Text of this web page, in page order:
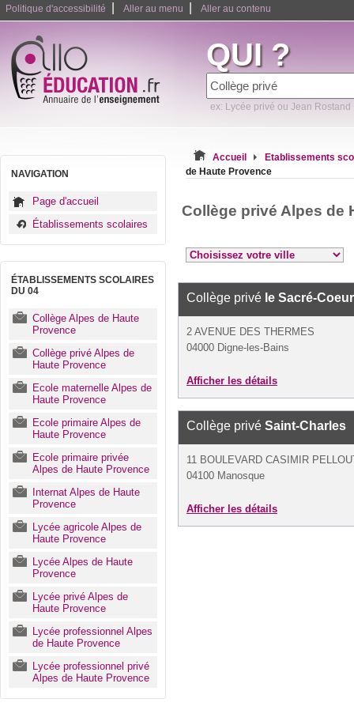
Politique d'accessibilité Aller au menu Aller au contenu
QUI ?
ex: Lycée privé ou Jean Rostand
NAVIGATION
Page d'accueil
Établissements scolaires
ÉTABLISSEMENTS SCOLAIRES
DU 04
Collège Alpes de Haute
Provence
Collège privé Alpes de
Haute Provence
Ecole maternelle Alpes de
Haute Provence
Ecole primaire Alpes de
Haute Provence
Ecole primaire privée
Alpes de Haute Provence
Internat Alpes de Haute
Provence
Lycée agricole Alpes de
Haute Provence
Lycée Alpes de Haute
Provence
Lycée privé Alpes de
Haute Provence
Lycée professionnel Alpes
de Haute Provence
Lycée professionnel privé
Alpes de Haute Provence
Accueil
Etablissements
de Haute Provence
Collège privé Alpes de
Collège privé le Sacré-Coeur
2 AVENUE DES THERMES
04000 Digne-les-Bains
Afficher les détails
Collège privé Saint-Charles
11 BOULEVARD CASIMIR
04100 Manosque
Afficher les détails